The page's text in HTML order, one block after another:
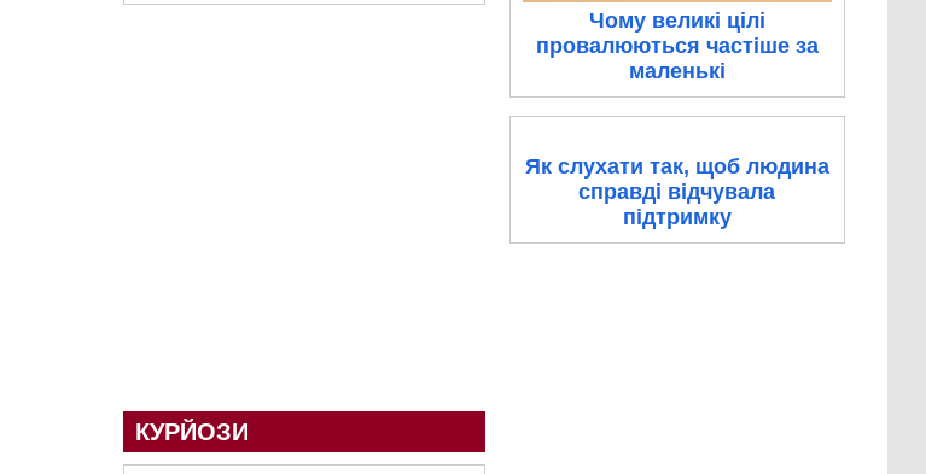
КУРЙОЗИ
Чому великі цілі
провалюються частіше за
маленькі
Як слухати так, щоб людина
справді відчувала
підтримку